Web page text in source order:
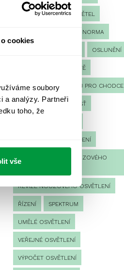
cookies
soubory
a analýzy. Partneři
toho, že
vše
MĚŘENÍ MĚŘENÍ SVĚTEL
NORMA
OSLUNĚNÍ
OSVĚTLENÍ PRACOVIŠTĚ
OSVĚTLENÍ PŘECHODŮ PRO CHODCE
OSVĚTLENÍ SPORTOVIŠŤ
PROTIPANICKÉ OSVĚTLENÍ
PROVOZNÍ DENÍK NOUZOVÉHO
REVIZE NOUZOVÉHO OSVĚTLENÍ
ŘÍZENÍ SPEKTRUM
UMĚLÉ OSVĚTLENÍ
VEŘEJNÉ OSVĚTLENÍ
VÝPOČET OSVĚTLENÍ